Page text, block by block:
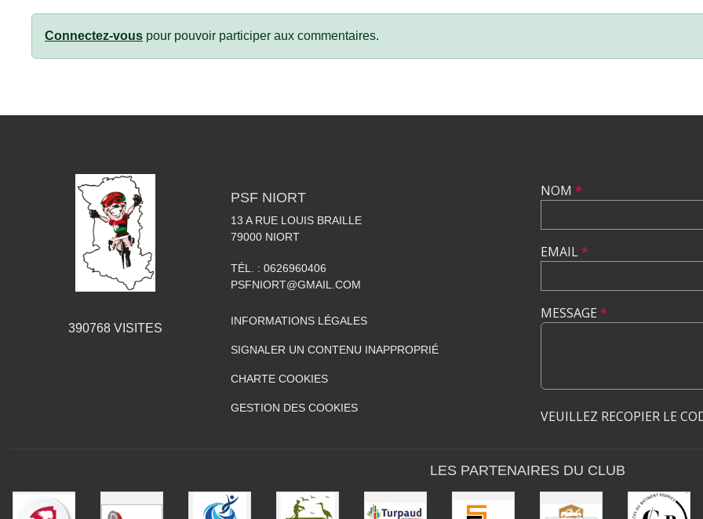
Connectez-vous pour pouvoir participer aux commentaires.
390768 VISITES
PSF NIORT
13 A RUE LOUIS BRAILLE
79000 NIORT
TÉL. : 0626960406
PSFNIORT@GMAIL.COM
INFORMATIONS LÉGALES
SIGNALER UN CONTENU INAPPROPRIÉ
CHARTE COOKIES
GESTION DES COOKIES
NOM *
EMAIL*
MESSAGE *
VEUILLEZ RECOPIER LE
LES PARTENAIRES DU CLUB